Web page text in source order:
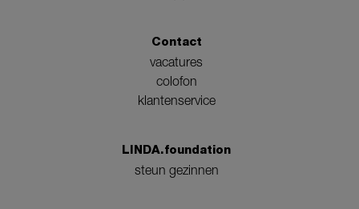
Contact
vacatures
colofon
klantenservice
LINDA.foundation
steun gezinnen